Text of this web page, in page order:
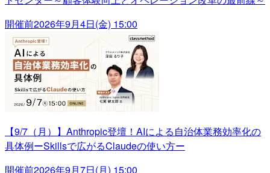
開催前2026年9月4日(金) 15:00
【9/7（月）】Anthropic登壇！AIによる自治体業務効率化の
具体例ーSkillsで広がるClaudeの使い方ー
開催前2026年9月7日(月) 15:00